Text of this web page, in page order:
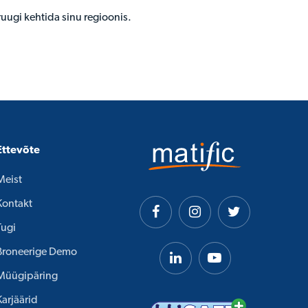
kehtida sinu regioonis.
Demo